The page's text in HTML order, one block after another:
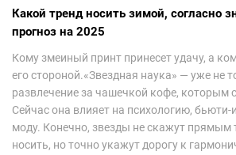
Какой тренд носить зимой, согласно
прогноз на 2025
Кому змеиный принт принесет удачу, а
его стороной.«Звездная наука» — уже не
развлечение за чашечкой кофе, которым
Сейчас она влияет на психологию,
моду. Конечно, звезды не скажут прямым
носить, но точно укажут дорогу к